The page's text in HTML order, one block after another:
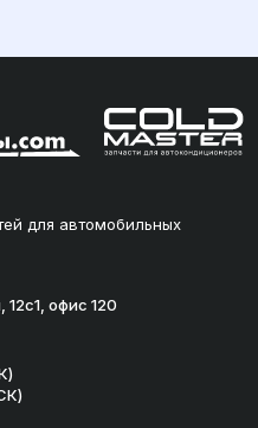
для автомобильных
12с1, офис 120